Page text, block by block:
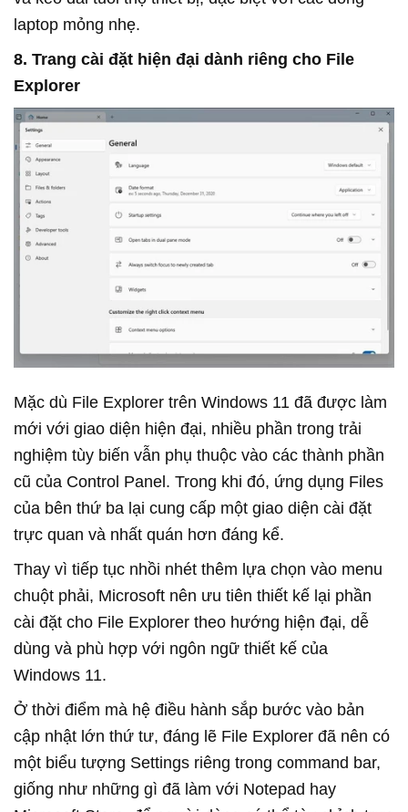
laptop mỏng nhẹ.
8. Trang cài đặt hiện đại dành riêng cho File
Explorer
Mặc dù File Explorer trên Windows 11 đã được làm
mới với giao diện hiện đại, nhiều phần trong trải
nghiệm tùy biến vẫn phụ thuộc vào các thành phần
cũ của Control Panel. Trong khi đó, ứng dụng Files
của bên thứ ba lại cung cấp một giao diện cài đặt
trực quan và nhất quán hơn đáng kể.
Thay vì tiếp tục nhồi nhét thêm lựa chọn vào menu
chuột phải, Microsoft nên ưu tiên thiết kế lại phần
cài đặt cho File Explorer theo hướng hiện đại, dễ
dùng và phù hợp với ngôn ngữ thiết kế của
Windows 11.
Ở thời điểm mà hệ điều hành sắp bước vào bản
cập nhật lớn thứ tư, đáng lẽ File Explorer đã nên có
một biểu tượng Settings riêng trong command bar,
giống như những gì đã làm với Notepad hay